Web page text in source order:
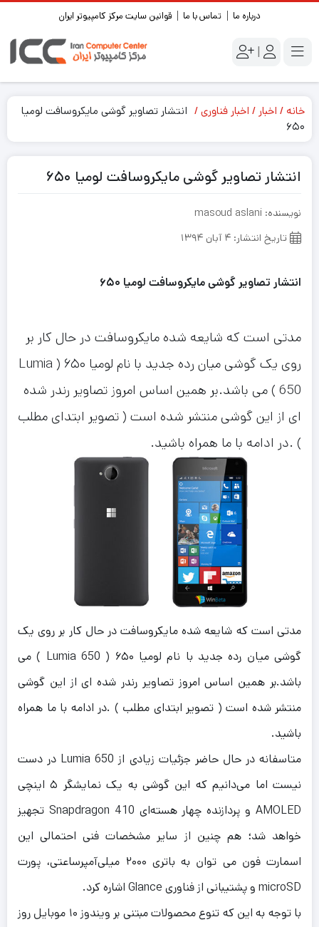
درباره ما تماس با ما قوانین سایت مرکز کامپیوتر ایران
|
خانه اخبار اخبار فناوری
انتشار تصاویر گوشی مایکروسافت لومیا
۶۵۰
انتشار تصاویر گوشی مایکروسافت لومیا ۶۵۰
نویسنده: masoud aslani
تاریخ انتشار: ۴ آبان ۱۳۹۴
انتشار تصاویر گوشی مایکروسافت لومیا ۶۵۰
مدتی است که شایعه شده مایکروسافت در حال کار بر
روی یک گوشی میان رده جدید با نام لومیا ۶۵۰ ( Lumia
650 ) می باشد.بر همین اساس امروز تصاویر رندر شده
ای از این گوشی منتشر شده است ( تصویر ابتدای مطلب
) .در ادامه با ما همراه باشید.
مدتی است که شایعه شده مایکروسافت در حال کار بر روی یک
گوشی میان رده جدید با نام لومیا ۶۵۰ ( Lumia 650 ) می
باشد.بر همین اساس امروز تصاویر رندر شده ای از این گوشی
منتشر شده است ( تصویر ابتدای مطلب ) .در ادامه با ما همراه
باشید.
متاسفانه در حال حاضر جزئیات زیادی از Lumia 650 در دست
نیست اما می‌دانیم که این گوشی به یک نمایشگر ۵ اینچی
AMOLED و پردازنده چهار هسته‌ای Snapdragon 410 تجهیز
خواهد شد؛ هم چنین از سایر مشخصات فنی احتمالی این
اسمارت فون می توان به باتری ۲۰۰۰ میلی‌آمپرساعتی، پورت
microSD و پشتیبانی از فناوری Glance اشاره کرد.
با توجه به این که تنوع محصولات مبتنی بر ویندوز ۱۰ موبایل روز